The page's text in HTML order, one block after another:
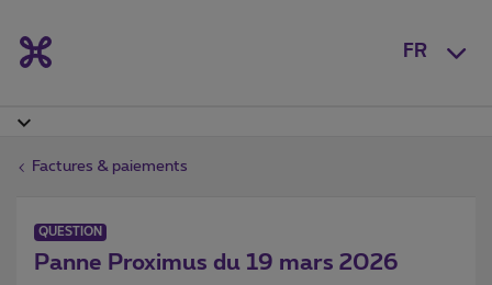
FR
Factures & paiements
QUESTION
Panne Proximus du 19 mars 2026